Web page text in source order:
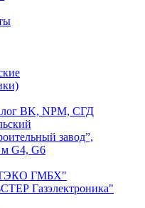
BK, NPM, СГД
завод”,
G4, G6
ГМБХ"
Газэлектроника"